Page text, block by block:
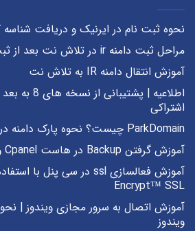
نحوه ثبت نام در ایرنیک و دریافت شناسه
مراحل ثبت دامنه ir در تلاش نت بعد از ثبت نام در ایرنیک
آموزش انتقال دامنه IR به تلاش نت
اشتراکی
ParkDomain چیست؟ نحوه پارک دامنه در cpanel
آموزش گرفتن Backup در هاست Cpanel و انتقال به سرور دیگر
Encrypt™ SSL
آموزش اتصال به سرور مجازی ویندوز |
ویندوز